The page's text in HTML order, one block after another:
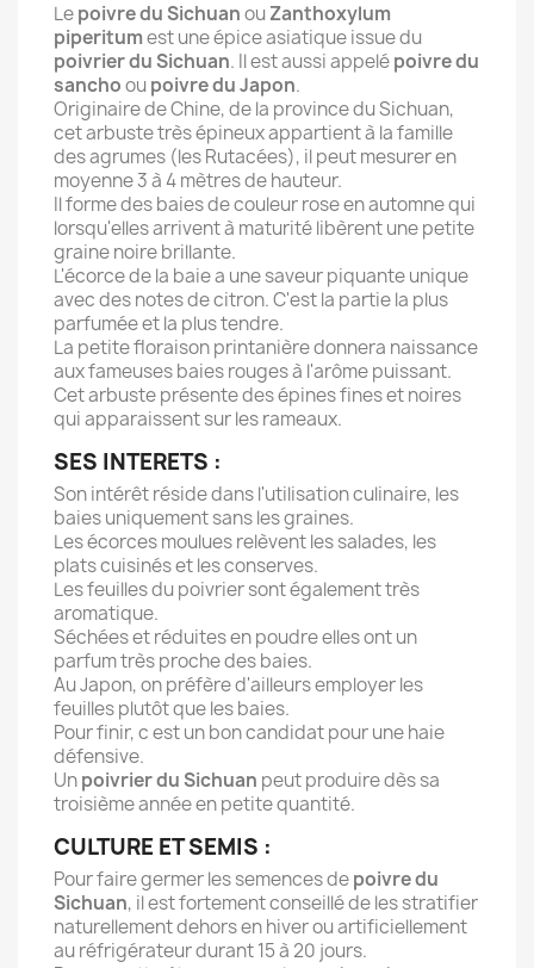
Lepoivre du SichuanouZanthoxylum
piperitumest une épice asiatique issue du
poivrier du Sichuan. Il est aussi appelépoivre du
sanchooupoivre du Japon.
Originaire de Chine, de la province du Sichuan,
cet arbuste très épineux appartient à la famille
des agrumes (les Rutacées), il peut mesurer en
moyenne 3 à 4 mètres de hauteur.
Il forme des baies de couleur rose en automne qui
lorsqu'elles arrivent à maturité libèrent une petite
graine noire brillante.
L'écorce de la baie a une saveur piquante unique
avec des notes de citron. C'est la partie la plus
parfumée et la plus tendre.
La petite floraison printanière donnera naissance
aux fameuses baies rouges à l'arôme puissant.
Cet arbuste présente des épines fines et noires
qui apparaissent sur les rameaux.
SES INTERETS :
Son intérêt réside dans l'utilisation culinaire, les
baies uniquement sans les graines.
Les écorces moulues relèvent les salades, les
plats cuisinés et les conserves.
Les feuilles du poivrier sont également très
aromatique.
Séchées et réduites en poudre elles ont un
parfum très proche des baies.
Au Japon, on préfère d'ailleurs employer les
feuilles plutôt que les baies.
Pour finir, c est un bon candidat pour une haie
défensive.
Unpoivrier du Sichuan peut produire dès sa
troisième année en petite quantité.
CULTURE ET SEMIS :
Pour faire germer les semences depoivre du
Sichuan, il est fortement conseillé de les stratifier
naturellement dehors en hiver ou artificiellement
au réfrigérateur durant 15 à 20 jours.